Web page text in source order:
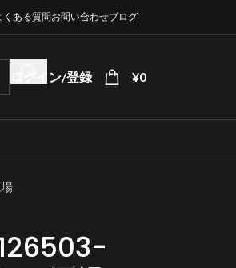
くある質問お問い合わせブログ
ログイン/登録 ¥0